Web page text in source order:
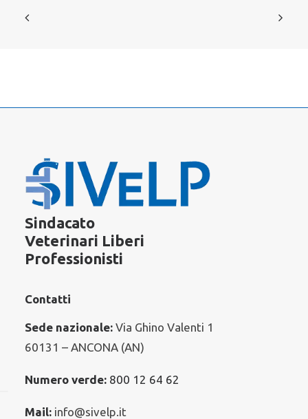
Sindacato
Veterinari Liberi
Professionisti
Contatti
Sede nazionale: Via Ghino Valenti 1
60131 – ANCONA (AN)
Numero verde: 800 12 64 62
Mail: info@sivelp.it